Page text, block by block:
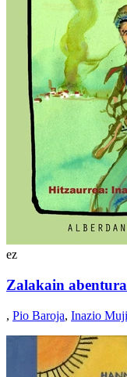
ez
Zalakain
, Pio Baroja, Inazio